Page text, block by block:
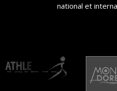
national et